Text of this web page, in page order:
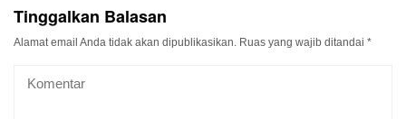
Tinggalkan Balasan
Alamat email Anda tidak akan dipublikasikan. Ruas yang wajib ditandai *